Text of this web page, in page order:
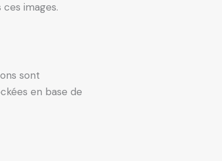
images.
sont
en base de